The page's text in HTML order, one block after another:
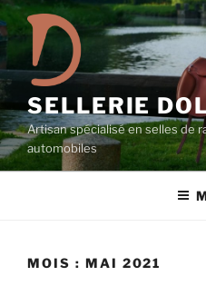
Aller
au
contenu
principal
SELLERIE
Artisan spécialisé en selles de
automobiles
MOIS : MAI 2021